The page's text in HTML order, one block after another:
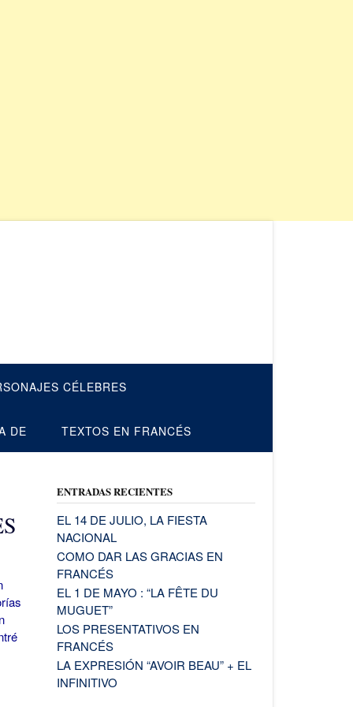
CÉLEBRES
DE TEXTOS EN FRANCÉS
ENTRADAS RECIENTES
EL 14 DE JULIO, LA FIESTA
NACIONAL
COMO DAR LAS GRACIAS EN
FRANCÉS
EL 1 DE MAYO : “LA FÊTE DU
MUGUET”
LOS PRESENTATIVOS EN
FRANCÉS
LA EXPRESIÓN “AVOIR BEAU” + EL
INFINITIVO